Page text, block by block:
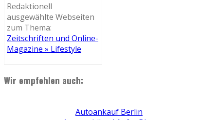
Redaktionell
ausgewählte Webseiten
zum Thema:
Zeitschriften und Online-
Magazine » Lifestyle
Wir empfehlen auch:
Autoankauf Berlin